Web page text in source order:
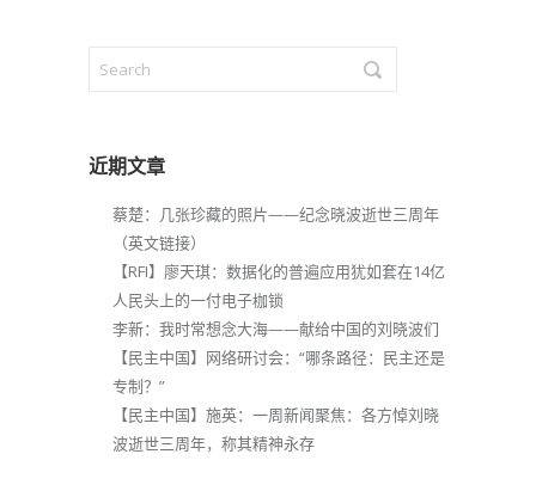
近期文章
蔡楚：几张珍藏的照片——纪念晓波逝世三周年
（英文链接）
【RFI】廖天琪：数据化的普遍应用犹如套在14亿
人民头上的一付电子枷锁
李新：我时常想念大海——献给中国的刘晓波们
【民主中国】网络研讨会：“哪条路径：民主还是
专制？”
【民主中国】施英：一周新闻聚焦：各方悼刘晓
波逝世三周年，称其精神永存